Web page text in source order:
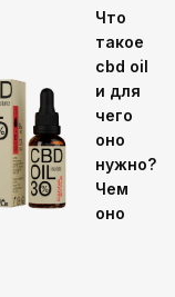
Что
такое
cbd oil
и для
чего
оно
нужно?
Чем
оно